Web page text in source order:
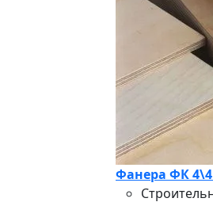
Фанера ФК